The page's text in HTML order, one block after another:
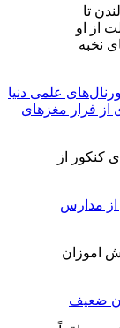
علمی دنیا
از فرار مغزهای
از مدارس
ضعیف